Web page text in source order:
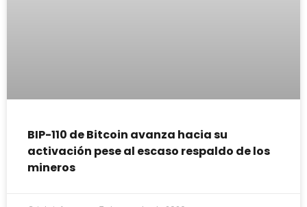
BIP-110 de Bitcoin avanza hacia su
activación pese al escaso respaldo de los
mineros